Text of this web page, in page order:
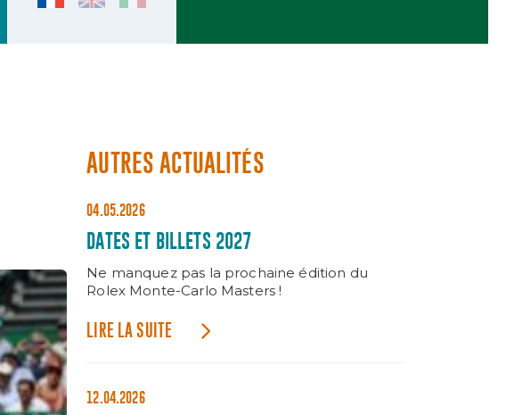
AUTRES ACTUALITÉS
04.05.2026
DATES ET BILLETS 2027
Ne manquez pas la prochaine édition du
Rolex Monte-Carlo Masters !
LIRE LA SUITE
12.04.2026